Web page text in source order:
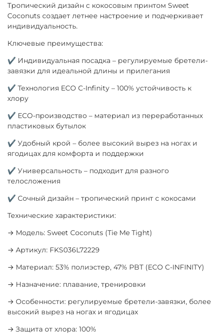
Тропический дизайн с кокосовым принтом Sweet
Coconuts создает летнее настроение и подчеркивает
индивидуальность.
Ключевые преимущества:
✔ Индивидуальная посадка – регулируемые бретели-
завязки для идеальной длины и прилегания
✔ Технология ECO C-Infinity – 100% устойчивость к
хлору
✔ ECO-производство – материал из переработанных
пластиковых бутылок
✔ Удобный крой – более высокий вырез на ногах и
ягодицах для комфорта и поддержки
✔ Универсальность – подходит для разного
телосложения
✔ Сочный дизайн – тропический принт с кокосами
Технические характеристики:
→ Модель: Sweet Coconuts (Tie Me Tight)
→ Артикул: FKS036L72229
→ Материал: 53% полиэстер, 47% PBT (ECO C-INFINITY)
→ Назначение: плавание, тренировки
→ Особенности: регулируемые бретели-завязки, более
высокий вырез на ногах и ягодицах
→ Защита от хлора: 100%